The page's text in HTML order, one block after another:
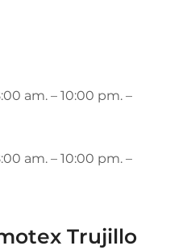
am. – 10:00 pm. –
am. – 10:00 pm. –
Trujillo